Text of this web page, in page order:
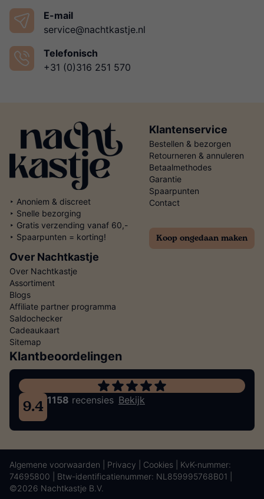
E-mail
service@nachtkastje.nl
Telefonisch
+31 (0)316 251 570
‣ Anoniem & discreet
‣ Snelle bezorging
‣ Gratis verzending vanaf 60,-
‣ Spaarpunten = korting!
Klantenservice
Bestellen & bezorgen
Retourneren & annuleren
Betaalmethodes
Garantie
Spaarpunten
Contact
Koop ongedaan maken
Over Nachtkastje
Over Nachtkastje
Assortiment
Blogs
Affiliate partner programma
Saldochecker
Cadeaukaart
Sitemap
Klantbeoordelingen
9.4 1158 recensies Bekijk
Algemene voorwaarden Privacy Cookies | KvK-nummer:
74695800 | Btw-identificatienummer: NL859995768B01 |
©2026 Nachtkastje B.V.